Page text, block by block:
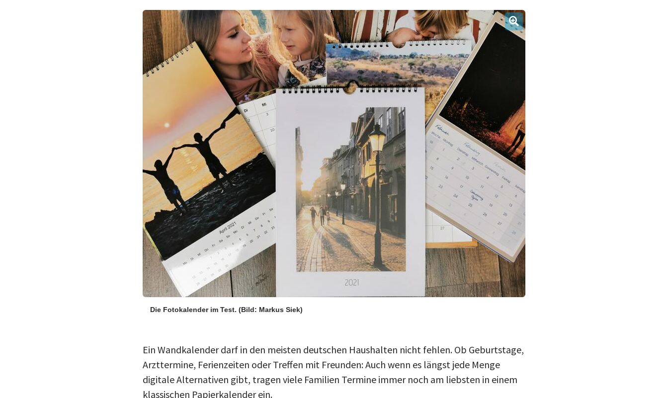
Die Fotokalender im Test. (Bild: Markus Siek)
Ein Wandkalender darf in den meisten deutschen Haushalten nicht fehlen. Ob Geburtstage,
Arzttermine, Ferienzeiten oder Treffen mit Freunden: Auch wenn es längst jede Menge
digitale Alternativen gibt, tragen viele Familien Termine immer noch am liebsten in einem
klassischen Papierkalender ein.